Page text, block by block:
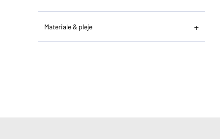
Materiale & pleje